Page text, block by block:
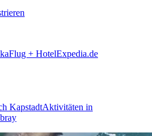
Flug + HotelExpedia.de
KapstadtAktivitäten in